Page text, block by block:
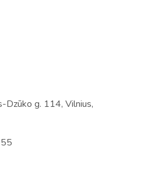
Dzūko g. 114, Vilnius,